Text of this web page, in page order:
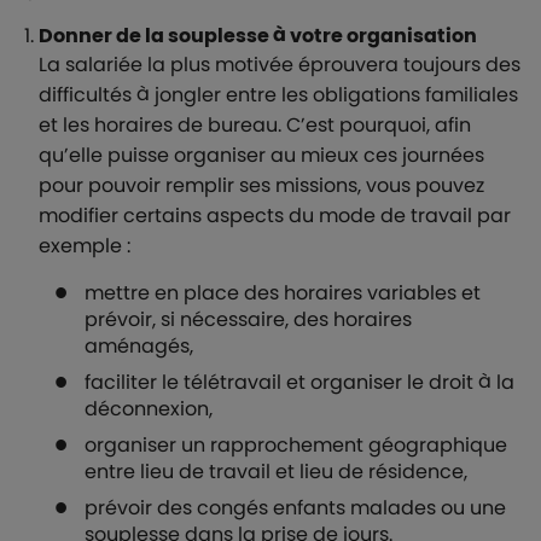
Donner de la souplesse à votre organisation
La salariée la plus motivée éprouvera toujours des
difficultés à jongler entre les obligations familiales
et les horaires de bureau. C’est pourquoi, afin
qu’elle puisse organiser au mieux ces journées
pour pouvoir remplir ses missions, vous pouvez
modifier certains aspects du mode de travail par
exemple :
mettre en place des horaires variables et
prévoir, si nécessaire, des horaires
aménagés,
faciliter le télétravail et organiser le droit à la
déconnexion,
organiser un rapprochement géographique
entre lieu de travail et lieu de résidence,
prévoir des congés enfants malades ou une
souplesse dans la prise de jours.